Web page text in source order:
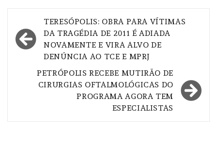
Navegação
de
Post
TERESÓPOLIS: OBRA PARA VÍTIMAS
DA TRAGÉDIA DE 2011 É ADIADA
NOVAMENTE E VIRA ALVO DE
DENÚNCIA AO TCE E MPRJ
PETRÓPOLIS RECEBE MUTIRÃO DE
CIRURGIAS OFTALMOLÓGICAS DO
PROGRAMA AGORA TEM
ESPECIALISTAS